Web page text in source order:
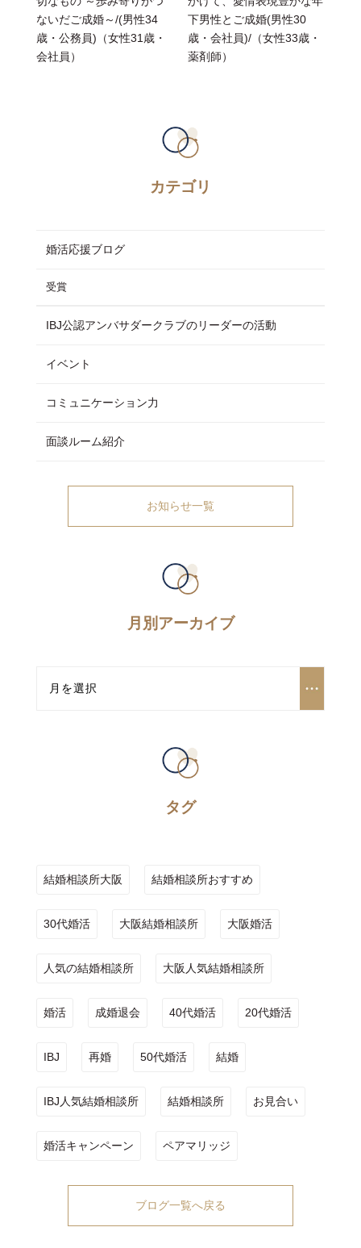
ないだご成婚～/(男性34
歳・公務員)（女性31歳・
会社員）
下男性とご成婚(男性30
歳・会社員)/（女性33歳・
薬剤師）
カテゴリ
婚活応援ブログ
受賞
IBJ公認アンバサダークラブのリーダーの活動
イベント
コミュニケーション力
面談ルーム紹介
お知らせ一覧
月別アーカイブ
タグ
結婚相談所大阪 結婚相談所おすすめ
30代婚活 大阪結婚相談所 大阪婚活
人気の結婚相談所 大阪人気結婚相談所
婚活 成婚退会 40代婚活 20代婚活
IBJ 再婚 50代婚活 結婚
IBJ人気結婚相談所 結婚相談所 お見合い
婚活キャンペーン ペアマリッジ
ブログ一覧へ戻る